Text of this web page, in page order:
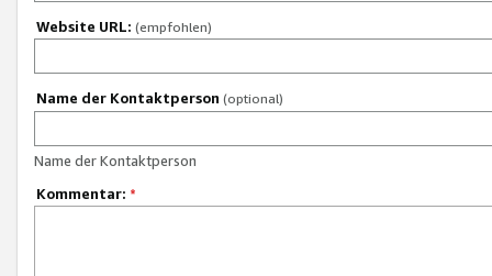
Website URL: (empfohlen)
Name der Kontaktperson (optional)
Name der Kontaktperson
Kommentar: *